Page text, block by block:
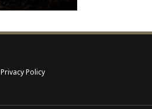
Privacy Policy